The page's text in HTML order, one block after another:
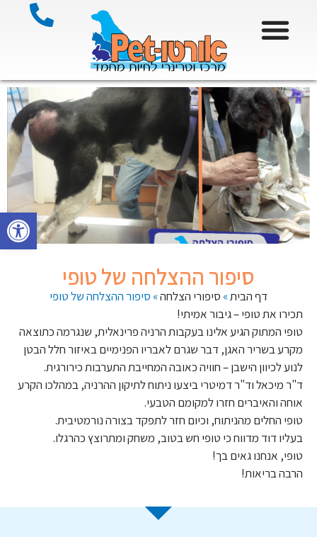
פתח
סיפור ההצלחה של טופי
דף הבית» סיפורי הצלחה» סיפור ההצלחה של טופי
תכירו את טופי – גיבור אמיתי!
טופי המתוק הגיע אלינו בעקבות הרניה פרינאלית, שנגרמה כתוצאה
מקרע בשריר האגן, דבר שגרם לאבריו הפנימיים באיזור חלל הבטן
לנוע לכיוון הישבן – חוויה כאובה המחייבת התערבות כירורגית.
ד"ר מיכאל וד"ר דמיטרי ביצעו ניתוח לתיקון ההרניה, במהלכו הקרע
אוחה והאיברים חזרו למקומם הטבעי.
טופי החלים מהניתוח, וכיום חזר לתפקד בצורה נורמטיבית.
בעליו דוד מדווח כי טופי חש בטוב, משחק ומתרוצץ כהרגלו.
טופי, אנחנו גאים בך!
הרבה בריאות!